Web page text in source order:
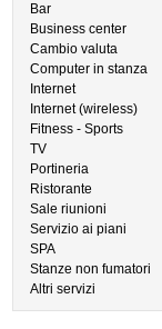
Bar
Business center
Cambio valuta
Computer in stanza
Internet
Internet (wireless)
Fitness - Sports
TV
Portineria
Ristorante
Sale riunioni
Servizio ai piani
SPA
Stanze non fumatori
Altri servizi